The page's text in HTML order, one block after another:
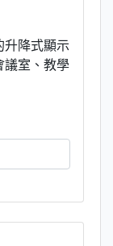
降式顯示
室、教學